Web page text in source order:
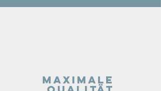
Maximale